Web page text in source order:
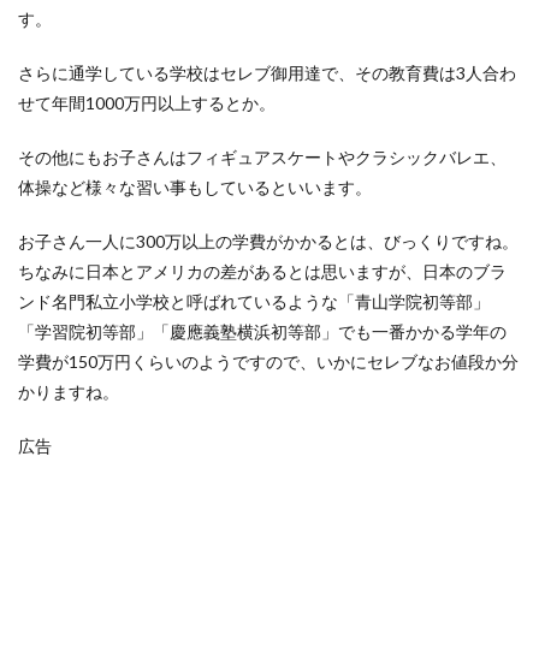
す。
さらに通学している学校はセレブ御用達で、その教育費は3人合わ
せて年間1000万円以上するとか。
その他にもお子さんはフィギュアスケートやクラシックバレエ、
体操など様々な習い事もしているといいます。
お子さん一人に300万以上の学費がかかるとは、びっくりですね。
ちなみに日本とアメリカの差があるとは思いますが、日本のブラ
ンド名門私立小学校と呼ばれているような「青山学院初等部」
「学習院初等部」「慶應義塾横浜初等部」でも一番かかる学年の
学費が150万円くらいのようですので、いかにセレブなお値段か分
かりますね。
広告